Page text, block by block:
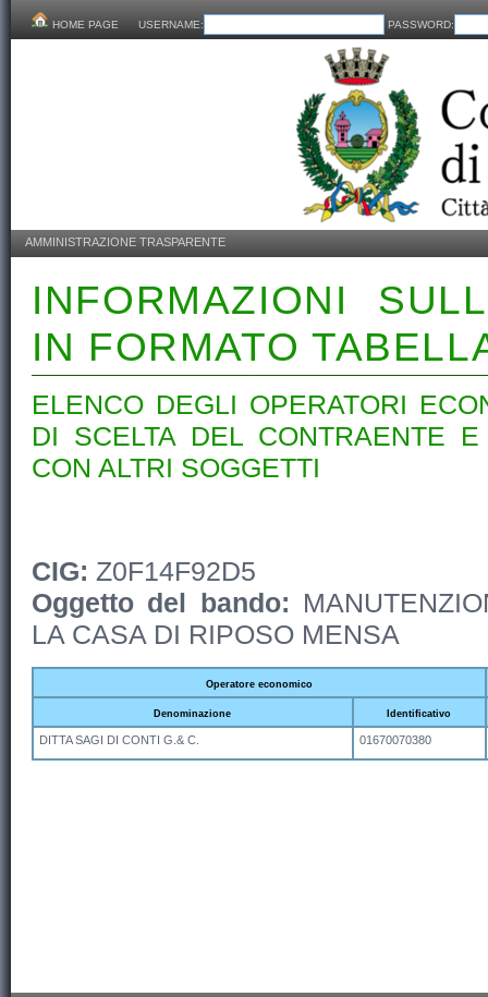
HOME PAGE USERNAME: PASSWORD:
AMMINISTRAZIONE TRASPARENTE
INFORMAZIONI
IN FORMATO
ELENCO DEGLI OPERATORI
DI SCELTA DEL CONTRAENTE
CON ALTRI SOGGETTI
CIG: Z0F14F92D5
Oggetto del bando:
LA CASA DI RIPOSO MENSA
Operatore economico
Denominazione Identificativo
DITTA SAGI DI CONTI G.& C. 01670070380